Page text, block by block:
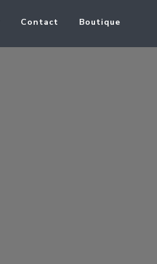
Contact Boutique